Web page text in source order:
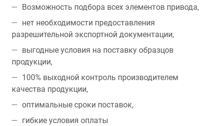
Возможность подбора всех элементов привода,
нет необходимости предоставления
разрешительной экспортной документации,
выгодные условия на поставку образцов
продукции,
100% выходной контроль производителем
качества продукции,
оптимальные сроки поставок,
гибкие условия оплаты